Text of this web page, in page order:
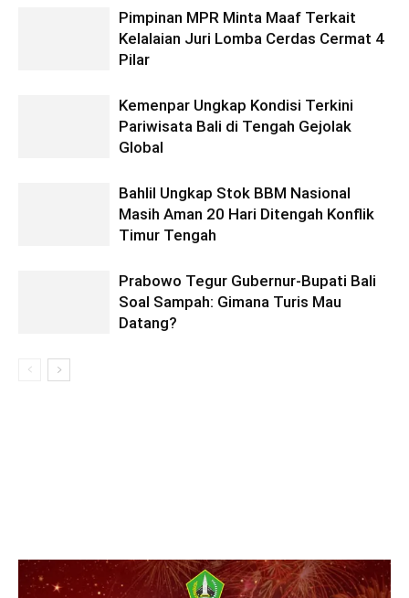
Pimpinan MPR Minta Maaf Terkait
Kelalaian Juri Lomba Cerdas Cermat 4
Pilar
Kemenpar Ungkap Kondisi Terkini
Pariwisata Bali di Tengah Gejolak
Global
Bahlil Ungkap Stok BBM Nasional
Masih Aman 20 Hari Ditengah Konflik
Timur Tengah
Prabowo Tegur Gubernur-Bupati Bali
Soal Sampah: Gimana Turis Mau
Datang?